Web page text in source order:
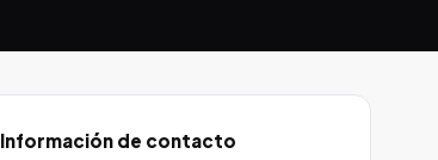
Información de contacto